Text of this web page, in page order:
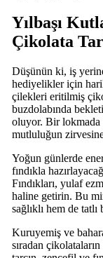
Yılbaşı
Çikolata
Düşünün ki, iş
hediyelikler için
çilekleri eritilmiş
buzdolabında
oluyor. Bir lokmada
mutluluğun zirvesine
Yoğun günlerde
fındıkla
Fındıkları, yulaf
haline getirin. Bu
sağlıklı hem de
Kuruyemiş ve
sıradan